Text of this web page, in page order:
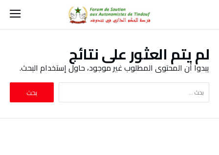
‫لم يتم العثور على نتائج‬
‫يبدوا أن المحتوى المطلوب غير موجود، حاول إستخدام البحث.‬
البحث
عن: